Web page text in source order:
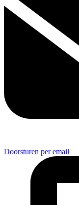
Doorsturen per email